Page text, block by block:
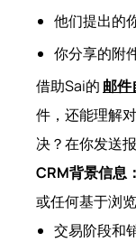
他们提出的
你分享的附
借助Sai的 邮件
件，还能理解
决？在你发送
CRM背景信息：
或任何基于浏
交易阶段和